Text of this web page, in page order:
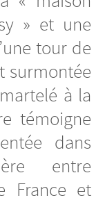
» et une
tour de
surmontée
à la
témoigne
dans
entre
France et